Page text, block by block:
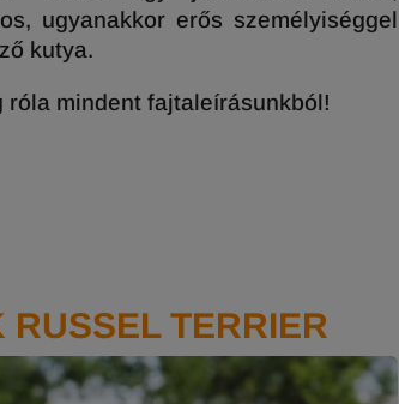
ugyanakkor erős személyiséggel
kutya.
róla mindent fajtaleírásunkból!
RUSSEL TERRIER